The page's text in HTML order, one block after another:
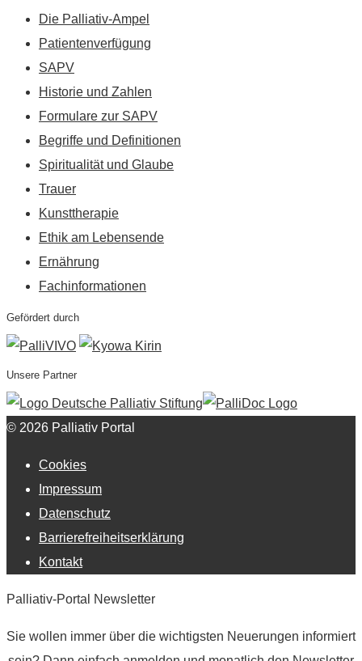
Die Palliativ-Ampel
Patientenverfügung
SAPV
Historie und Zahlen
Formulare zur SAPV
Begriffe und Definitionen
Spiritualität und Glaube
Trauer
Kunsttherapie
Ethik am Lebensende
Ernährung
Fachinformationen
Gefördert durch
Unsere Partner
© 2026 Palliativ Portal
Cookies
Impressum
Datenschutz
Barrierefreiheitserklärung
Kontakt
Palliativ-Portal Newsletter
Sie wollen immer über die wichtigsten Neuerungen informiert